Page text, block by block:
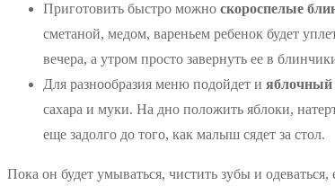
Приготовить быстро можно скороспелые
сметаной, медом, вареньем ребенок будет
вечера, а утром просто завернуть ее в
Для разнообразия меню подойдет и яблочный
сахара и муки. На дно положить яблоки,
еще задолго до того, как малыш сядет за стол.
Пока он будет умываться, чистить зубы и